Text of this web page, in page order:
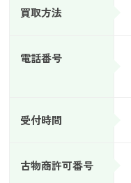
買取方法
電話番号
受付時間
古物商許可番号